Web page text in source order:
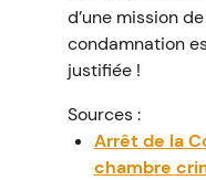
d’une mission
condamnation
justifiée !
Sources :
Arrêt de la
chambre